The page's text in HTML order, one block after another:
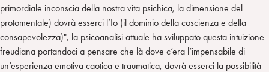
primordiale inconscia della nostra vita psichica, la dimensione del
protomentale) dovrà esserci l’Io (il dominio della coscienza e della
consapevolezza)", la psicoanalisi attuale ha sviluppato questa intuizione
freudiana portandoci a pensare che là dove c’era l’impensabile di
un’esperienza emotiva caotica e traumatica, dovrà esserci la possibilità